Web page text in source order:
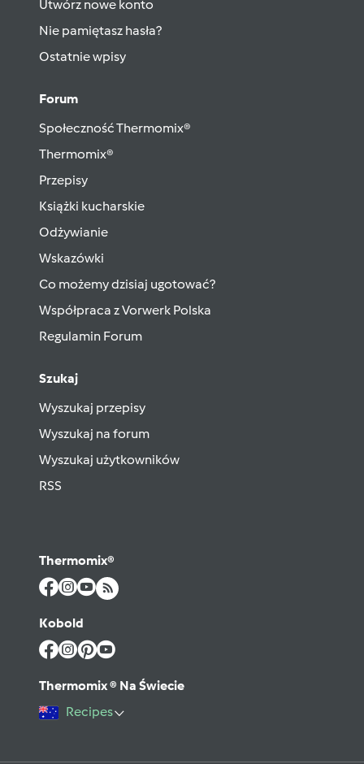
Utwórz nowe konto
Nie pamiętasz hasła?
Ostatnie wpisy
Forum
Społeczność Thermomix®
Thermomix®
Przepisy
Książki kucharskie
Odżywianie
Wskazówki
Co możemy dzisiaj ugotować?
Współpraca z Vorwerk Polska
Regulamin Forum
Szukaj
Wyszukaj przepisy
Wyszukaj na forum
Wyszukaj użytkowników
RSS
Thermomix®
Kobold
Thermomix ® Na Świecie
Recipes